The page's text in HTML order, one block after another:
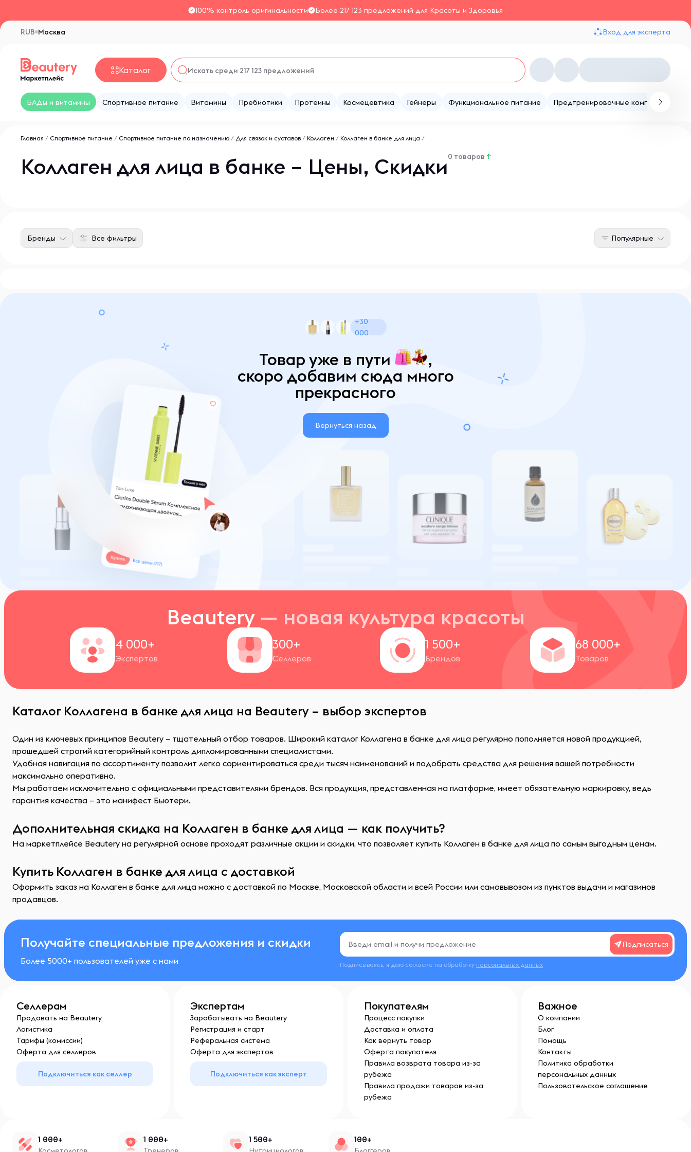
100% контроль оригинальности Более 217 123 предложений для Красоты и Здоровья
Москва
RUB Вход для эксперта
Каталог
БАДы и витамины Спортивное питание Витамины Пребиотики Протеины Космецевтика Гейнеры Функциональное питание Предтренировочные комплексы
Главная / Спортивное питание / Спортивное питание по назначению / Для связок и суставов / Коллаген / Коллаген в банке для лица /
Коллаген для лица в банке – Цены, Скидки0 товаров ↑
Все фильтры
Бренды Популярные
+30
000
Товар уже в пути ,
скоро добавим сюда много
прекрасного
Вернуться назад
Beautery — новая культура красоты
4 000+
Экспертов
300+
Селлеров
1 500+
Брендов
68 000+
Товаров
Каталог Коллагена в банке для лица на Beautery – выбор экспертов
Один из ключевых принципов Beautery – тщательный отбор товаров. Широкий каталог Коллагена в банке для лица регулярно пополняется новой продукцией,
прошедшей строгий категорийный контроль дипломированными специалистами.
Удобная навигация по ассортименту позволит легко сориентироваться среди тысяч наименований и подобрать средства для решения вашей потребности
максимально оперативно.
Мы работаем исключительно с официальными представителями брендов. Вся продукция, представленная на платформе, имеет обязательную маркировку, ведь
гарантия качества – это манифест Бьютери.
Дополнительная скидка на Коллаген в банке для лица — как получить?
На маркетплейсе Beautery на регулярной основе проходят различные акции и скидки, что позволяет купить Коллаген в банке для лица по самым выгодным ценам.
Купить Коллаген в банке для лица с доставкой
Оформить заказ на Коллаген в банке для лица можно с доставкой по Москве, Московской области и всей России или самовывозом из пунктов выдачи и магазинов
продавцов.
Получайте специальные предложения и скидки
Более 5000+ пользователей уже с нами
Подписаться
Подписываясь, я даю согласие на обработку персональных данных
Селлерам
Продавать на Beautery
Логистика
Тарифы (комиссии)
Оферта для селлеров
Подключиться как селлер
Экспертам
Зарабатывать на Beautery
Регистрация и старт
Реферальная система
Оферта для экспертов
Подключиться как эксперт
Покупателям
Процесс покупки
Доставка и оплата
Как вернуть товар
Оферта покупателя
Правила возврата товара из-за
рубежа
Правила продажи товаров из-за
рубежа
Важное
О компании
Блог
Помощь
Контакты
Политика обработки
персональных данных
Пользовательское соглашение
1 000+ 1 000+ 1 500+ 100+